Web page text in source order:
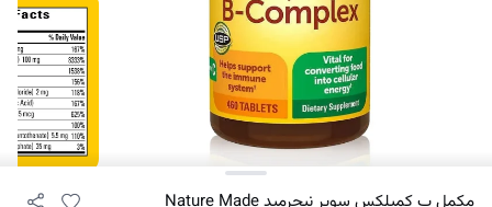
مکمل ب کمپلکس سوپر نیچرمید Nature Made